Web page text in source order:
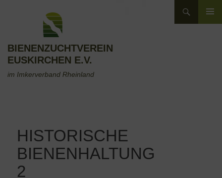
BIENENZUCHTVEREIN
EUSKIRCHEN E.V.
im Imkerverband Rheinland
HISTORISCHE
BIENENHALTUNG
2